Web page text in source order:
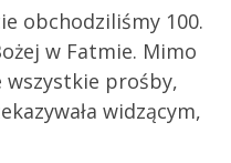
obchodziliśmy 100.
w Fatmie. Mimo
wszystkie prośby,
widzącym,